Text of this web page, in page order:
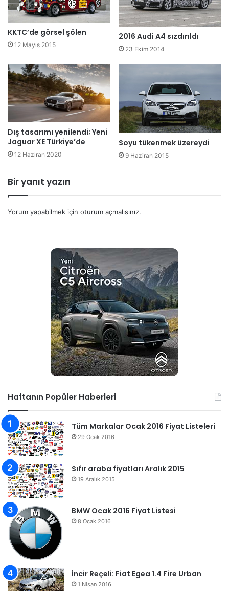
KKTC’de görsel şölen
12 Mayıs 2015
2016 Audi A4 sızdırıldı
23 Ekim 2014
Dış tasarımı yenilendi; Yeni
Jaguar XE Türkiye’de
12 Haziran 2020
Soyu tükenmek üzereydi
9 Haziran 2015
Bir yanıt yazın
Yorum yapabilmek için oturum açmalısınız.
Haftanın Popüler Haberleri
Tüm Markalar Ocak 2016 Fiyat Listeleri
29 Ocak 2016
Sıfır araba fiyatları Aralık 2015
19 Aralık 2015
BMW Ocak 2016 Fiyat Listesi
8 Ocak 2016
İncir Reçeli: Fiat Egea 1.4 Fire Urban
1 Nisan 2016